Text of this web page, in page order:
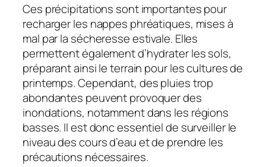
Ces précipitations sont importantes pour
recharger les nappes phréatiques, mises à
mal par la sécheresse estivale. Elles
permettent également d’hydrater les sols,
préparant ainsi le terrain pour les cultures de
printemps. Cependant, des pluies trop
abondantes peuvent provoquer des
inondations, notamment dans les régions
basses. Il est donc essentiel de surveiller le
niveau des cours d’eau et de prendre les
précautions nécessaires.